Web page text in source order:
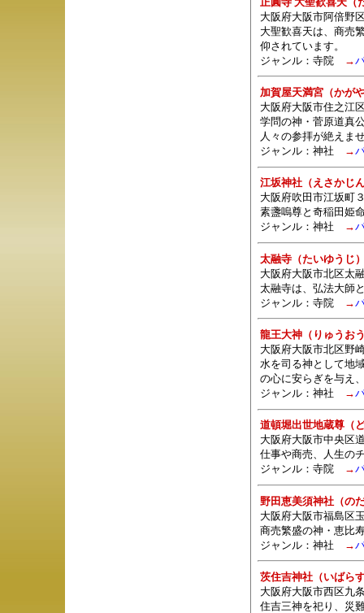
大阪府大阪市阿倍野
大聖歓喜天は、商売
仰されています。
ジャンル： 寺院→
加賀屋天満宮（かが
大阪府大阪市住之江
学問の神・菅原道真
人々の参拝が絶えま
ジャンル： 神社 →
江坂神社（えさかじ
大阪府吹田市江坂町
素盞嗚尊と奇稲田姫
ジャンル： 神社 →
太融寺（たいゆうじ
大阪府大阪市北区太
太融寺は、弘法大師
ジャンル： 寺院→
龍王大神（りゅうお
大阪府大阪市北区野
水を司る神として地
の心に安らぎを与え
ジャンル： 神社 →
道頓堀出世地蔵尊（
大阪府大阪市中央区
仕事や商売、人生の
ジャンル： 寺院→
野田恵美須神社（の
大阪府大阪市福島区
商売繁盛の神・恵比
ジャンル： 神社 →
茨住吉神社（いばら
大阪府大阪市西区九
住吉三神を祀り、災